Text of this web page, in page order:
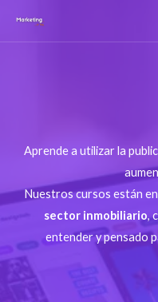
Aprende a utilizar la
Nuestros cursos están
sector inmobiliario,
entender y pensado